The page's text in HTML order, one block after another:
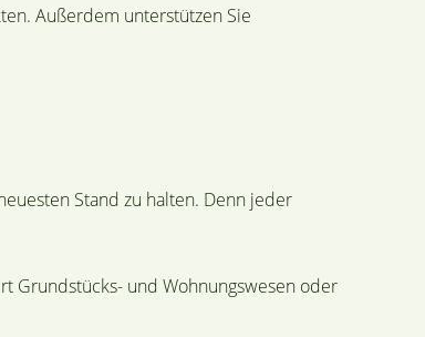
Außerdem unterstützen Sie
Stand zu halten. Denn jeder
Grundstücks- und Wohnungswesen oder